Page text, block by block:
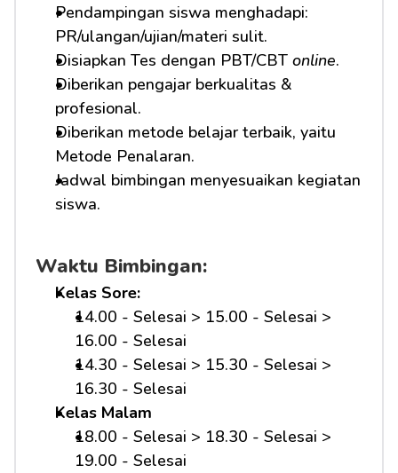
Pendampingan siswa menghadapi:
PR/ulangan/ujian/materi sulit.
Disiapkan Tes dengan PBT/CBT online.
Diberikan pengajar berkualitas &
profesional.
Diberikan metode belajar terbaik, yaitu
Metode Penalaran.
Jadwal bimbingan menyesuaikan kegiatan
siswa.
Waktu Bimbingan:
Kelas Sore:
14.00 - Selesai > 15.00 - Selesai >
16.00 - Selesai
14.30 - Selesai > 15.30 - Selesai >
16.30 - Selesai
Kelas Malam
18.00 - Selesai > 18.30 - Selesai >
19.00 - Selesai